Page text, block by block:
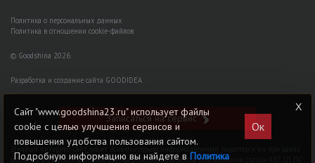
Политика о персональных данных
Политика в отношении cookie-файлов
© Goodshina 2026
Разработка и создание сайта GOODIDEA
Записаться на сервис
Данный интернет-сайт носит исключительно информационный характер и ни при каких
условиях не является публичной офертой, определяемой положениями статьи 437 (2) ГK
Сайт "www.goodshina23.ru" использует файлы
cookie с целью улучшения сервисов и
повышения удобства пользования сайтом.
Подробную информацию вы найдете вПолитика
Ок